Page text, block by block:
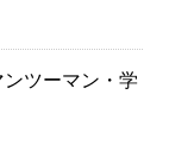
ツーマン・学